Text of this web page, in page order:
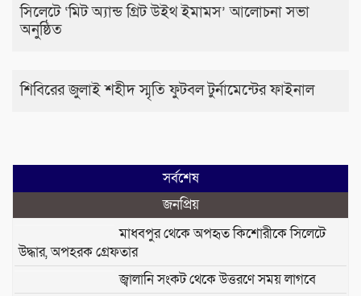
সিলেটে ‘মিট অ্যান্ড গ্রিট উইথ ইমামস’ আলোচনা সভা
অনুষ্ঠিত
শিবিরের জুলাই শহীদ স্মৃতি ফুটবল টুর্নামেন্টের ফাইনাল
সর্বশেষ
জনপ্রিয়
মাধবপুর থেকে অপহৃত কিশোরীকে সিলেটে
উদ্ধার, অপহরক গ্রেফতার
জ্বালানি সংকট থেকে উত্তরণে সময় লাগবে